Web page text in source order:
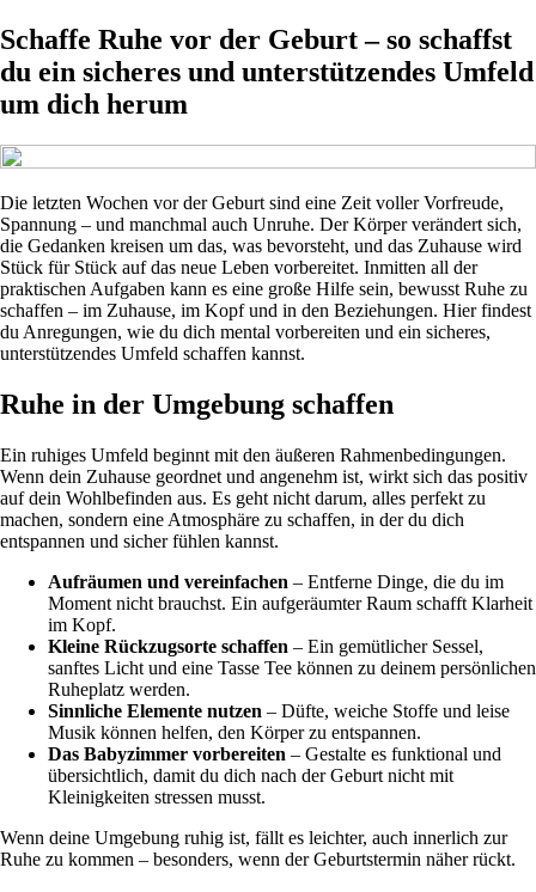
Schaffe Ruhe vor der Geburt – so schaffst
du ein sicheres und unterstützendes Umfeld
um dich herum
Die letzten Wochen vor der Geburt sind eine Zeit voller Vorfreude,
Spannung – und manchmal auch Unruhe. Der Körper verändert sich,
die Gedanken kreisen um das, was bevorsteht, und das Zuhause wird
Stück für Stück auf das neue Leben vorbereitet. Inmitten all der
praktischen Aufgaben kann es eine große Hilfe sein, bewusst Ruhe zu
schaffen – im Zuhause, im Kopf und in den Beziehungen. Hier findest
du Anregungen, wie du dich mental vorbereiten und ein sicheres,
unterstützendes Umfeld schaffen kannst.
Ruhe in der Umgebung schaffen
Ein ruhiges Umfeld beginnt mit den äußeren Rahmenbedingungen.
Wenn dein Zuhause geordnet und angenehm ist, wirkt sich das positiv
auf dein Wohlbefinden aus. Es geht nicht darum, alles perfekt zu
machen, sondern eine Atmosphäre zu schaffen, in der du dich
entspannen und sicher fühlen kannst.
Aufräumen und vereinfachen – Entferne Dinge, die du im
Moment nicht brauchst. Ein aufgeräumter Raum schafft Klarheit
im Kopf.
Kleine Rückzugsorte schaffen – Ein gemütlicher Sessel,
sanftes Licht und eine Tasse Tee können zu deinem persönlichen
Ruheplatz werden.
Sinnliche Elemente nutzen – Düfte, weiche Stoffe und leise
Musik können helfen, den Körper zu entspannen.
Das Babyzimmer vorbereiten – Gestalte es funktional und
übersichtlich, damit du dich nach der Geburt nicht mit
Kleinigkeiten stressen musst.
Wenn deine Umgebung ruhig ist, fällt es leichter, auch innerlich zur
Ruhe zu kommen – besonders, wenn der Geburtstermin näher rückt.